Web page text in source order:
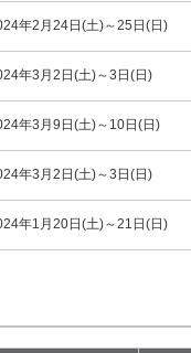
年2月24日(土)～25日(日)
年3月2日(土)～3日(日)
年3月9日(土)～10日(日)
年3月2日(土)～3日(日)
年1月20日(土)～21日(日)